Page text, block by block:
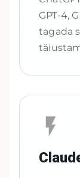
GPT-4,
tagada